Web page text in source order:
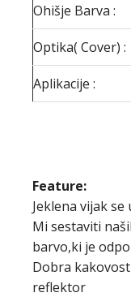
Ohišje Barva :
Optika( Cover) :
Aplikacije :
Feature:
Jeklena vijak
Mi sestaviti
barvo,ki je
Dobra
reflektor